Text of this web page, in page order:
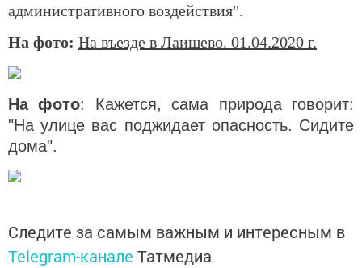
административного воздействия".
На фото: На въезде в Лаишево. 01.04.2020 г.
На фото: Кажется, сама природа говорит:
"На улице вас поджидает опасность. Сидите
дома".
Следите за самым важным и интересным в
Telegram-канале Татмедиа